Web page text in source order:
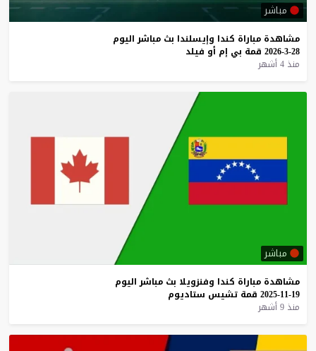
مباشر
مشاهدة مباراة كندا وإيسلندا بث مباشر اليوم
28-3-2026
قمة بي إم أو فيلد
منذ 4 أشهر
مباشر
مشاهدة مباراة كندا وفنزويلا بث مباشر اليوم
19-11-2025
قمة تشيس ستاديوم
منذ 9 أشهر